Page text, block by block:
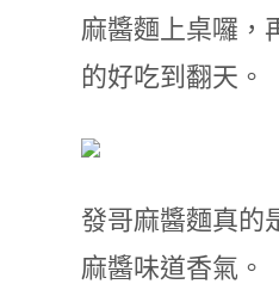
麻醬麵上桌囉，
的好吃到翻天。
發哥麻醬麵真的
麻醬味道香氣。